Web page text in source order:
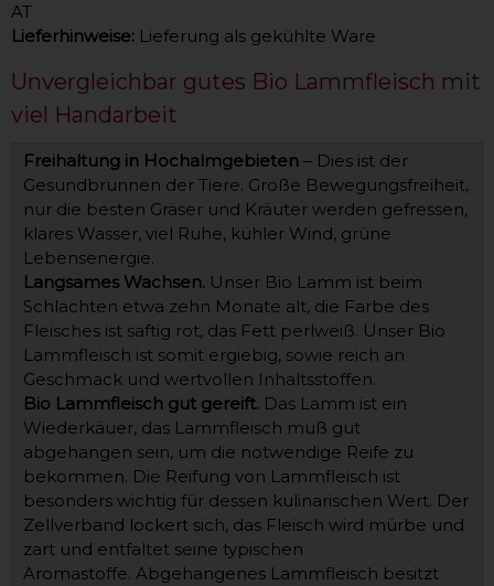
AT
Lieferhinweise: Lieferung als gekühlte Ware
Unvergleichbar gutes Bio Lammfleisch mit
viel Handarbeit
Freihaltung in Hochalmgebieten – Dies ist der
Gesundbrunnen der Tiere. Große Bewegungsfreiheit,
nur die besten Gräser und Kräuter werden gefressen,
klares Wasser, viel Ruhe, kühler Wind, grüne
Lebensenergie.
Langsames Wachsen. Unser Bio Lamm ist beim
Schlachten etwa zehn Monate alt, die Farbe des
Fleisches ist saftig rot, das Fett perlweiß. Unser Bio
Lammfleisch ist somit ergiebig, sowie reich an
Geschmack und wertvollen Inhaltsstoffen.
Bio Lammfleisch gut gereift. Das Lamm ist ein
Wiederkäuer, das Lammfleisch muß gut
abgehangen sein, um die notwendige Reife zu
bekommen. Die Reifung von Lammfleisch ist
besonders wichtig für dessen kulinarischen Wert. Der
Zellverband lockert sich, das Fleisch wird mürbe und
zart und entfaltet seine typischen
Aromastoffe. Abgehangenes Lammfleisch besitzt